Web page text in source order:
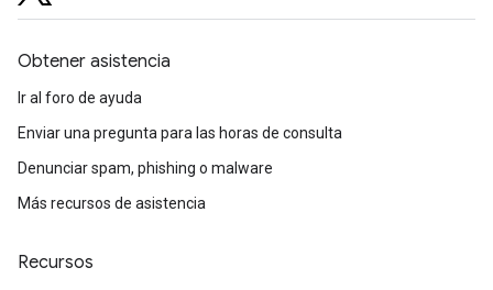
Obtener asistencia
Ir al foro de ayuda
Enviar una pregunta para las horas de consulta
Denunciar spam, phishing o malware
Más recursos de asistencia
Recursos